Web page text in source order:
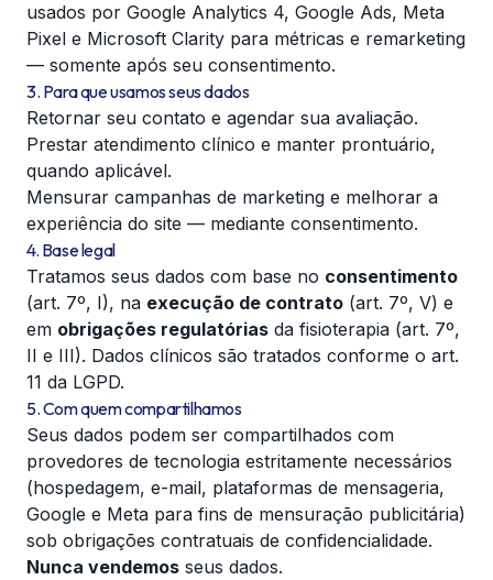
usados por Google Analytics 4, Google Ads, Meta
Pixel e Microsoft Clarity para métricas e remarketing
— somente após seu consentimento.
3. Para que usamos seus dados
Retornar seu contato e agendar sua avaliação.
Prestar atendimento clínico e manter prontuário,
quando aplicável.
Mensurar campanhas de marketing e melhorar a
experiência do site — mediante consentimento.
4. Base legal
Tratamos seus dados com base no consentimento
(art. 7º, I), na execução de contrato (art. 7º, V) e
em obrigações regulatórias da fisioterapia (art. 7º,
II e III). Dados clínicos são tratados conforme o art.
11 da LGPD.
5. Com quem compartilhamos
Seus dados podem ser compartilhados com
provedores de tecnologia estritamente necessários
(hospedagem, e-mail, plataformas de mensageria,
Google e Meta para fins de mensuração publicitária)
sob obrigações contratuais de confidencialidade.
Nunca vendemos seus dados.